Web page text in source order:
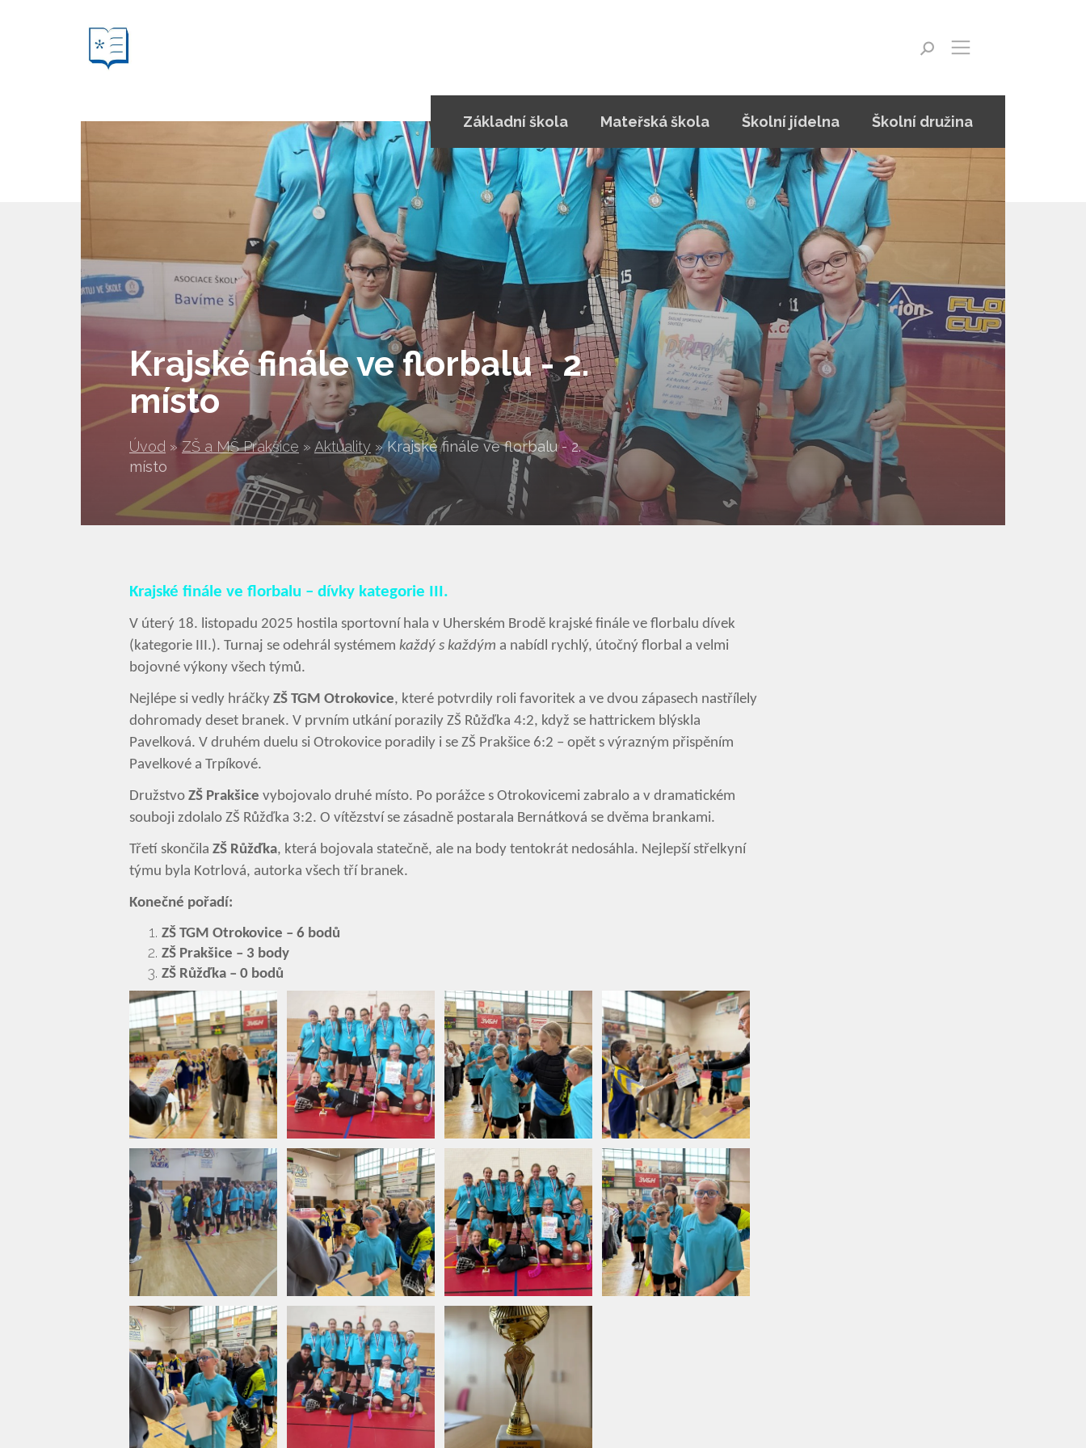
Vyhledávání na webu
Krajské finále ve florbalu - 2.
místo
Úvod » ZŠ a MŠ Prakšice » Aktuality » Krajské finále ve florbalu - 2.
místo
Základní škola Mateřská škola Školní jídelna Školní družina
Krajské finále ve florbalu – dívky kategorie III.
V úterý 18. listopadu 2025 hostila sportovní hala v Uherském Brodě krajské finále ve florbalu dívek
(kategorie III.). Turnaj se odehrál systémem každý s každým a nabídl rychlý, útočný florbal a velmi
bojovné výkony všech týmů.
Nejlépe si vedly hráčky ZŠ TGM Otrokovice, které potvrdily roli favoritek a ve dvou zápasech nastřílely
dohromady deset branek. V prvním utkání porazily ZŠ Růžďka 4:2, když se hattrickem blýskla
Pavelková. V druhém duelu si Otrokovice poradily i se ZŠ Prakšice 6:2 – opět s výrazným přispěním
Pavelkové a Trpíkové.
Družstvo ZŠ Prakšice vybojovalo druhé místo. Po porážce s Otrokovicemi zabralo a v dramatickém
souboji zdolalo ZŠ Růžďka 3:2. O vítězství se zásadně postarala Bernátková se dvěma brankami.
Třetí skončila ZŠ Růžďka, která bojovala statečně, ale na body tentokrát nedosáhla. Nejlepší střelkyní
týmu byla Kotrlová, autorka všech tří branek.
Konečné pořadí:
ZŠ TGM Otrokovice – 6 bodů
ZŠ Prakšice – 3 body
ZŠ Růžďka – 0 bodů